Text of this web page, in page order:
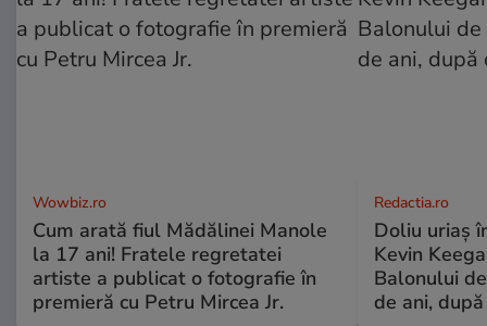
Wowbiz.ro
Cum arată fiul Mădălinei Manole
la 17 ani! Fratele regretatei
artiste a publicat o fotografie în
premieră cu Petru Mircea Jr.
Redactia.ro
Doliu uriaș
Kevin
Balonului
de ani,